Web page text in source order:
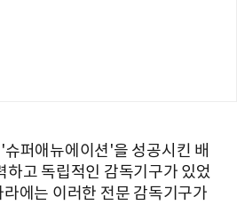
퍼애뉴에이션'을 성공시킨 배
하고 독립적인 감독기구가 있었
에는 이러한 전문 감독기구가